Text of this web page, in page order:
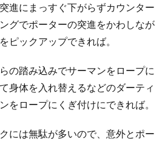
進にまっすぐ下がらずカウンター
グでポーターの突進をかわしなが
ピックアップできれば。
の踏み込みでサーマンをロープに
身体を入れ替えるなどのダーティ
をロープにくぎ付けにできれば。
には無駄が多いので、意外とポー